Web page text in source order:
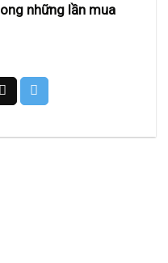
những lần mua